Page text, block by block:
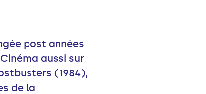
post années
aussi sur
(1984),
de la